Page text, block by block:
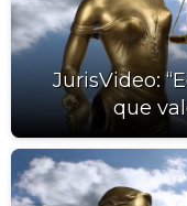
JurisVideo:
que